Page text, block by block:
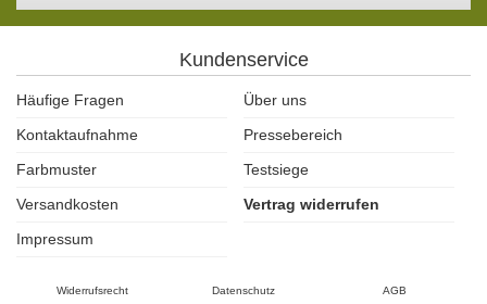
Kundenservice
Häufige Fragen
Über uns
Kontaktaufnahme
Pressebereich
Farbmuster
Testsiege
Versandkosten
Vertrag widerrufen
Impressum
Widerrufsrecht Datenschutz AGB